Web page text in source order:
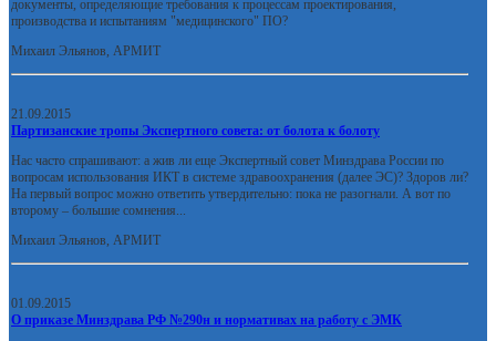
документы, определяющие требования к процессам проектирования,
производства и испытаниям "медицинского" ПО?
Михаил Эльянов, АРМИТ
21.09.2015
Партизанские тропы Экспертного совета: от болота к болоту
Нас часто спрашивают: а жив ли еще Экспертный совет Минздрава России по
вопросам использования ИКТ в системе здравоохранения (далее ЭС)? Здоров ли?
На первый вопрос можно ответить утвердительно: пока не разогнали. А вот по
второму – большие сомнения...
Михаил Эльянов, АРМИТ
01.09.2015
О приказе Минздрава РФ №290н и нормативах на работу с ЭМК